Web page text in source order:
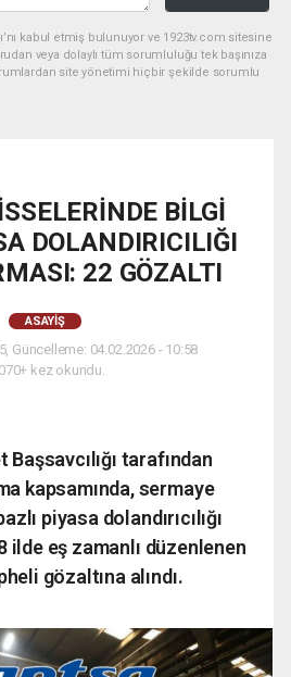
kabul etmiş bulunuyor ve 1923tv.com sitesine
veya dolaylı tüm sorumluluğu tek başınıza
site yönetimi hiçbir şekilde sorumlu
BİLGİ
DOLANDIRICILIĞI
22 GÖZALTI
ASAYIŞ
Güncelleme: 04.02.2026 - 10:58
kez okundu.
tarafından
kapsamında, sermaye
piyasa dolandırıcılığı
ilde eş zamanlı düzenlenen
gözaltına alındı.